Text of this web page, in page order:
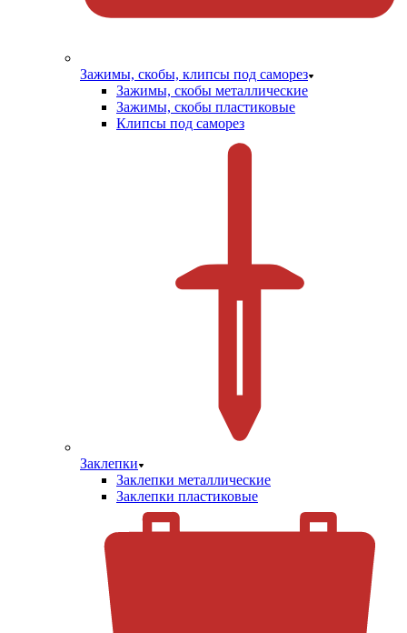
Зажимы, скобы, клипсы под саморез
Зажимы, скобы металлические
Зажимы, скобы пластиковые
Клипсы под саморез
Заклепки
Заклепки металлические
Заклепки пластиковые